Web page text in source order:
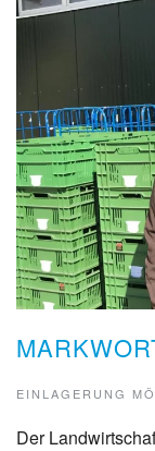
EINLAGERUNG
Der